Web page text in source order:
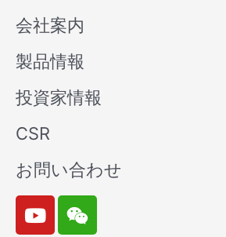
会社案内
製品情報
投資家情報
CSR
お問い合わせ
Y
o
W
e